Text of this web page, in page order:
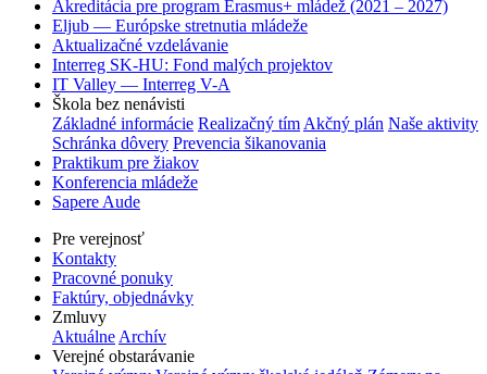
Akreditácia pre program Erasmus+ mládež (2021 – 2027)
Eljub — Európske stretnutia mládeže
Aktualizačné vzdelávanie
Interreg SK-HU: Fond malých projektov
IT Valley — Interreg V-A
Škola bez nenávisti
Základné informácie Realizačný tím Akčný plán Naše aktivity
Schránka dôvery Prevencia šikanovania
Praktikum pre žiakov
Konferencia mládeže
Sapere Aude
Pre verejnosť
Kontakty
Pracovné ponuky
Faktúry, objednávky
Zmluvy
Aktuálne Archív
Verejné obstarávanie